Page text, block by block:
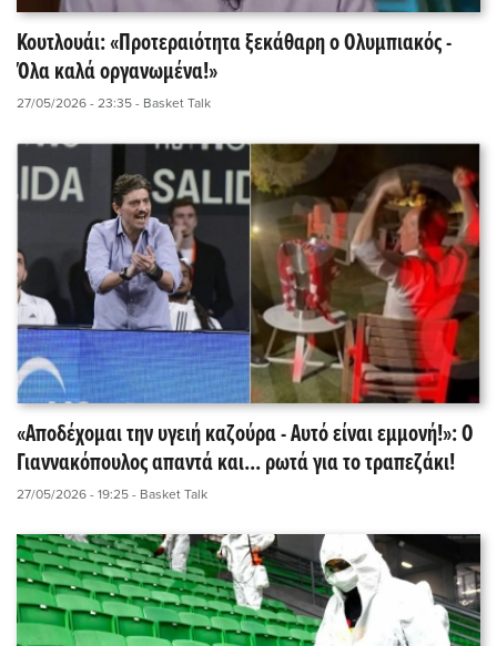
Κουτλουάι: «Προτεραιότητα ξεκάθαρη ο Ολυμπιακός -
Όλα καλά οργανωμένα!»
27/05/2026 - 23:35 - Basket Talk
«Αποδέχομαι την υγειή καζούρα - Αυτό είναι εμμονή!»: Ο
Γιαννακόπουλος απαντά και... ρωτά για το τραπεζάκι!
27/05/2026 - 19:25 - Basket Talk